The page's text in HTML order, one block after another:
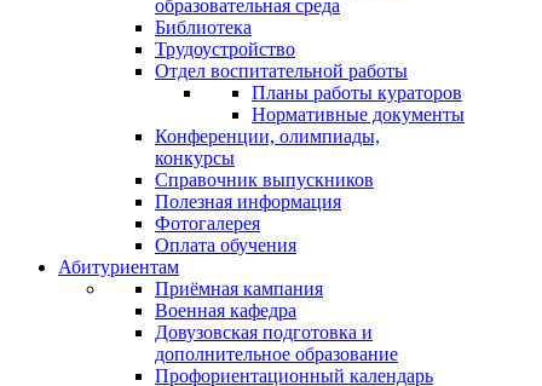
образовательная среда
Библиотека
Трудоустройство
Отдел воспитательной работы
Планы работы кураторов
Нормативные документы
Конференции, олимпиады,
конкурсы
Справочник выпускников
Полезная информация
Фотогалерея
Оплата обучения
Абитуриентам
Приёмная кампания
Военная кафедра
Довузовская подготовка и
дополнительное образование
Профориентационный календарь